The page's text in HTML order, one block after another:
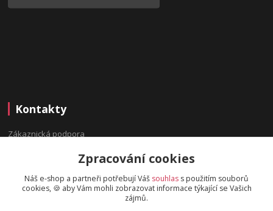
Kontakty
Zákaznická podpora
info@bydleninavesnici.czZpracování cookies
Náš e-shop a partneři potřebují Váš souhlas s použitím souborů
cookies, 🍪 aby Vám mohli zobrazovat informace týkající se Vašich
zájmů.